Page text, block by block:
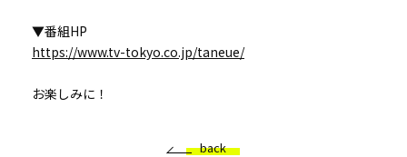
▼番組HP
https://www.tv-tokyo.co.jp/taneue/
お楽しみに！
back